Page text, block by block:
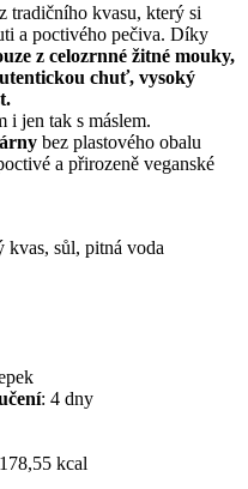
tradičního kvasu, který si
a poctivého pečiva. Díky
z celozrnné žitné mouky,
chuť, vysoký
i jen tak s máslem.
bez plastového obalu
a přirozeně veganské
kvas, sůl, pitná voda
: 4 dny
178,55 kcal